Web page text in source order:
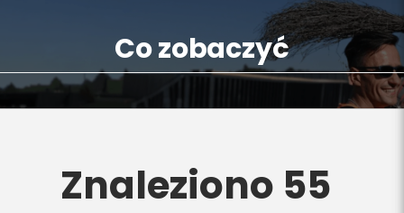
Informacje praktyczne
Kalendarz imprez
Interaktywna mapa
Co zobaczyć
Znaleziono 55